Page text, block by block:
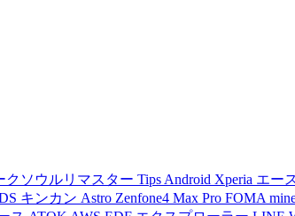
クソウルリマスター Tips Android Xperia エー
キンカン Astro Zenfone4 Max Pro FOMA